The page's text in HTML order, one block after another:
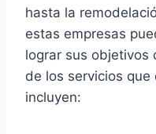
hasta la
estas empresas
lograr sus objetivos
de los servicios
incluyen: